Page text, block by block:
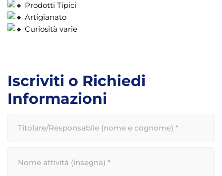
Prodotti Tipici
Artigianato
Curiosità varie
Iscriviti o Richiedi
Informazioni